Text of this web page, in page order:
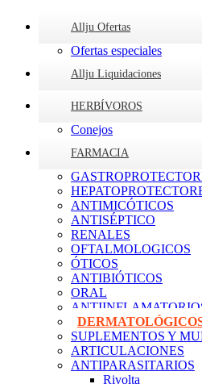
Allju Ofertas
Ofertas especiales
Allju Liquidaciones
HERBÍVOROS
Conejos
FARMACIA
ANTIMICÓTICOS
ANTISÉPTICO
RENALES
OFTALMOLOGICOS
ÓTICOS
ANTIBIÓTICOS
ORAL
SUPLEMENTOS Y
ARTICULACIONES
ANTIPARASITARIOS
Rivolta